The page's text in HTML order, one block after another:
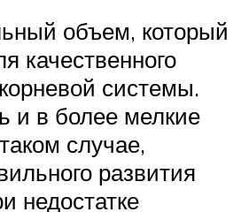
объем, который
качественного
системы.
и в более мелкие
случае,
развития
недостатке